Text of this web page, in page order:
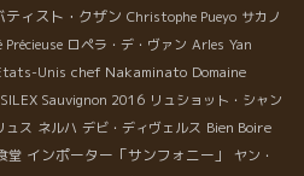
ティスト・クザン Christophe Pueyo サカノ
Précieuse ロペラ・デ・ヴァン Arles Yan
Unis chef Nakaminato Domaine
SILEX Sauvignon 2016 リュショット・シャン
ュス ネルハ デビ・ディヴェルス Bien Boire
堂 インポーター「サンフォニー」
ヤン・